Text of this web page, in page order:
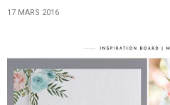
17 MARS 2016